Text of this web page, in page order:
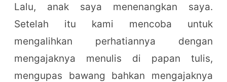
Lalu, anak saya menenangkan saya.
Setelah itu kami mencoba untuk
mengalihkan perhatiannya dengan
mengajaknya menulis di papan tulis,
mengupas bawang bahkan mengajaknya